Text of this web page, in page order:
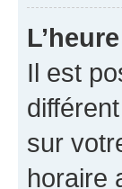
Il est
sur
horaire